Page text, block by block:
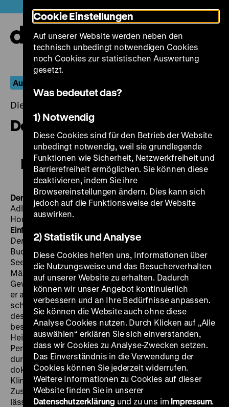
zum
Seiteninhalt
springen
Aus dem Fernseharchiv
Dienstag, 03. November 2015, 20.00 - 00.00 Uhr
Der Vormund und sein Dichter
Der Vormund und sein Dichter
Der Vormund und sein Dichter BRD 1978, R/B: Percy
Adlon, K: Pitt Koch, Henning Stegmüller, D: Rolf Illig,
Horst Raspe, 87’
Einführung: Jan Gympel, Filmgespräch mit Percy Adlon
Der Vormund und sein Dichterbasiert lose auf dem
Buch
Wanderungen mit Robert Walser, welches Carl
Seelig 1957 veröffentlichte. Der Schriftsteller und
Mäzen schildert darin die – nicht selten zu
Gewaltmärschen ausartenden – Spaziergänge, welche
er ab 1936 zwei- bis dreimal im Jahr mit dem für
schizophren erklärten Dichter unternahm. Ohne
dessen Wissen wurde Seelig zum Vormund Walsers
bestimmt, der von 1933 bis zu seinem Tod 1956 in der
Heil- und Pflegeanstalt Herisau lebte. In seinem Zwei-
Personen-Stück, das ausschließlich im Winter spielt,
durchbricht Adlon die Fiktion immer wieder durch
dokumentarische Bilder von der sterilen Tristesse der
Klinik oder indem er seine Darsteller, direkt zum
Zuschauer gewandt, das Geschehen kommentieren
lässt. In derSüddeutschen Zeitung vom 6. April 1978
Cookie Einstellungen
Auf unserer Website werden neben den
technisch unbedingt notwendigen Cookies
noch Cookies zur statistischen Auswertung
gesetzt.
Was bedeutet das?
1) Notwendig
Diese Cookies sind für den Betrieb der Website
unbedingt notwendig, weil sie grundlegende
Funktionen wie Sicherheit, Netzwerkfreiheit und
Barrierefreiheit ermöglichen. Sie können diese
deaktivieren, indem Sie ihre
Browsereinstellungen ändern. Dies kann sich
jedoch auf die Funktionsweise der Website
auswirken.
2) Statistik und Analyse
Diese Cookies helfen uns, Informationen über
die Nutzungsweise und das Besucherverhalten
auf unserer Website zu erhalten. Dadurch
können wir unser Angebot kontinuierlich
verbessern und an Ihre Bedürfnisse anpassen.
Sie können die Website auch ohne diese
Analyse Cookies nutzen. Durch Klicken auf „Alle
auswählen“ erklären Sie sich einverstanden,
dass wir Cookies zu Analyse-Zwecken setzen.
Das Einverständnis in die Verwendung der
Cookies können Sie jederzeit widerrufen.
Weitere Informationen zu Cookies auf dieser
Website finden Sie in unserer
Datenschutzerklärung und zu uns im Impressum.